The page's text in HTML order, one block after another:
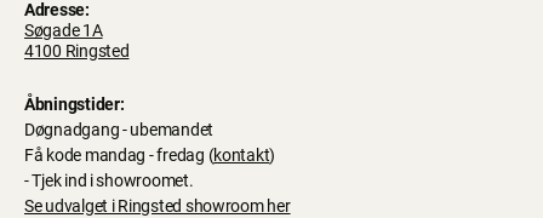
Adresse:
Søgade 1A
4100 Ringsted
Åbningstider:
Døgnadgang - ubemandet
Få kode mandag - fredag (kontakt)
- Tjek ind i showroomet.
Se udvalget i Ringsted showroom her